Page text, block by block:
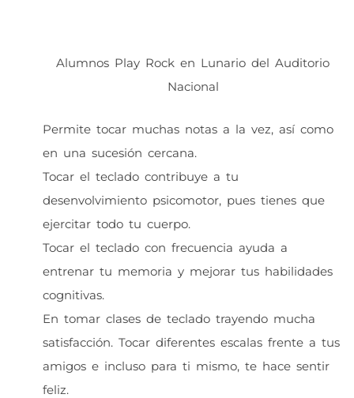
Alumnos Play Rock en Lunario del Auditorio
Nacional
Permite tocar muchas notas a la vez, así como
en una sucesión cercana.
Tocar el teclado contribuye a tu
desenvolvimiento psicomotor, pues tienes que
ejercitar todo tu cuerpo.
Tocar el teclado con frecuencia ayuda a
entrenar tu memoria y mejorar tus habilidades
cognitivas.
En tomar clases de teclado trayendo mucha
satisfacción. Tocar diferentes escalas frente a tus
amigos e incluso para ti mismo, te hace sentir
feliz.